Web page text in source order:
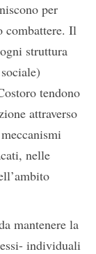
per
combattere. Il
struttura
tendono
attraverso
nelle
mantenere la
individuali